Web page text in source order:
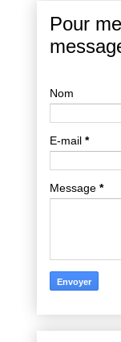
Pour
Nom
E-mail *
Message *